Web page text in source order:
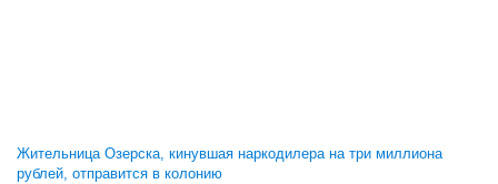
Жительница Озерска, кинувшая наркодилера на три миллиона
рублей, отправится в колонию